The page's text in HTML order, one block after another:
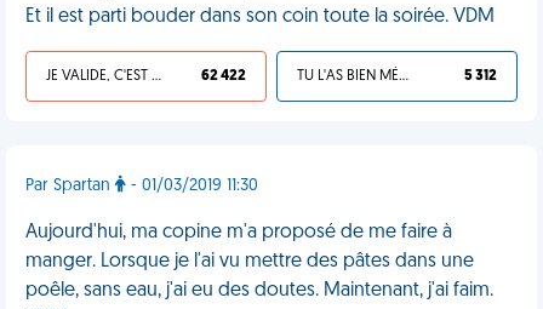
Et il est parti bouder dans son coin toute la soirée. VDM
JE VALIDE, C'EST UNE VDM 62 422 TU L'AS BIEN MÉRITÉ 5 312
Par Spartan - 01/03/2019 11:30
Aujourd'hui, ma copine m'a proposé de me faire à
manger. Lorsque je l'ai vu mettre des pâtes dans une
poêle, sans eau, j'ai eu des doutes. Maintenant, j'ai faim.